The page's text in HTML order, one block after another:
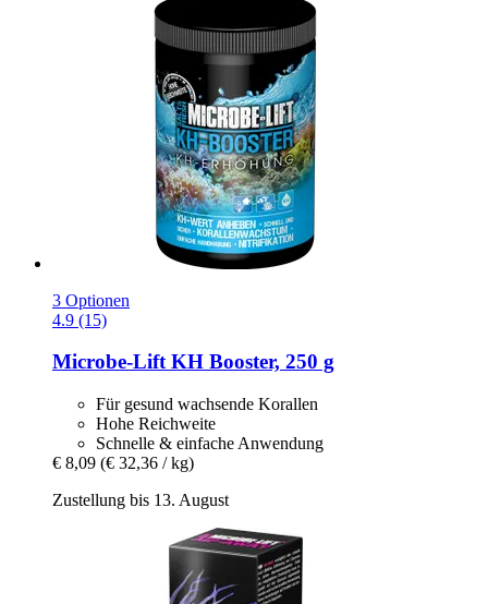
3 Optionen
4.9 (15)
Microbe-LiftKH Booster, 250 g
Für gesund wachsende Korallen
Hohe Reichweite
Schnelle & einfache Anwendung
€ 8,09 (€ 32,36 / kg)
Zustellung bis 13. August